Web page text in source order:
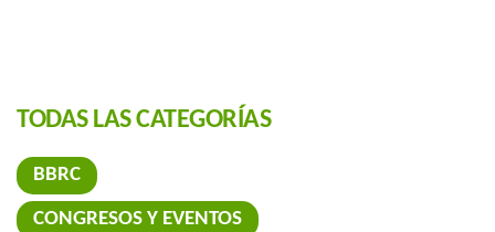
TODAS LAS CATEGORÍAS
BBRC
CONGRESOS Y EVENTOS